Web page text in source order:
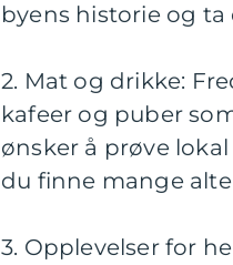
byens historie og
2. Mat og drikke:
kafeer og puber
ønsker å prøve
du finne mange
3. Opplevelser for